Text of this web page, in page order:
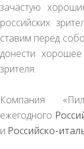
зачастую
российских
ставим перед
донести
зрителя.
Компания
ежегодного
и Российско-